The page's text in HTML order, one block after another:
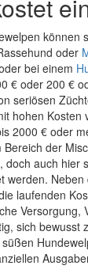
können
oder
bei einem
€ oder 200 €
seriösen
hohen
2000 € oder
der
doch auch hier
werden.
laufenden
Versorgung,
sich bewusst